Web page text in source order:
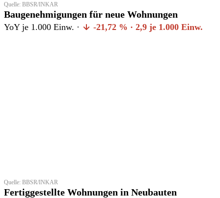
Quelle: BBSR/INKAR
Baugenehmigungen für neue Wohnungen
YoY je 1.000 Einw. · -21,72 % · 2,9 je 1.000 Einw.
Quelle: BBSR/INKAR
Fertiggestellte Wohnungen in Neubauten